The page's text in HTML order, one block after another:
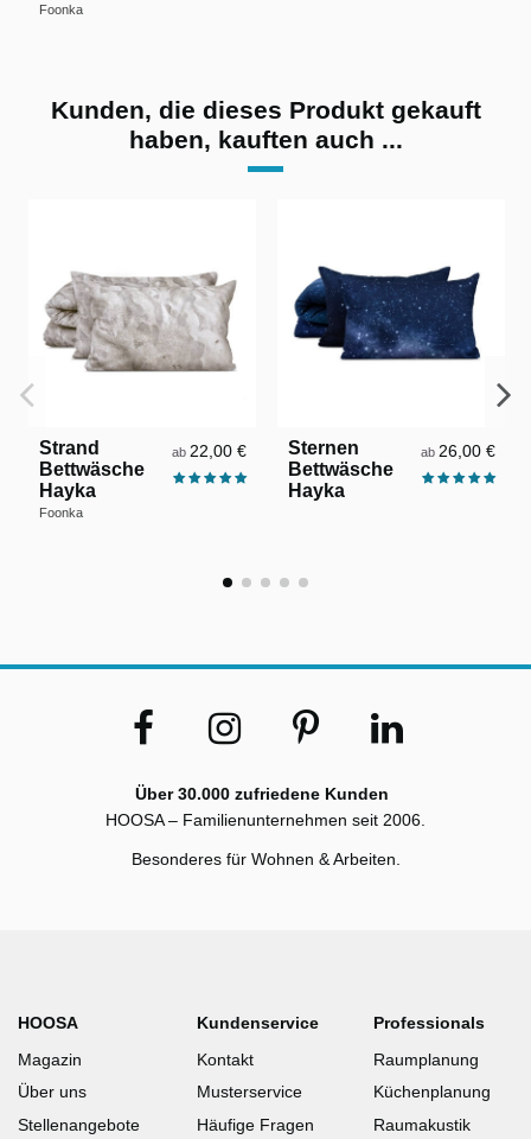
Foonka
Kunden, die dieses Produkt gekauft
haben, kauften auch ...
Strand
Bettwäsche
Hayka
Foonka
ab 22,00 €
Sternen
Bettwäsche
Hayka
ab 26,00 €
Über 30.000 zufriedene Kunden
HOOSA – Familienunternehmen seit 2006.
Besonderes für Wohnen & Arbeiten.
HOOSA
Magazin
Über uns
Stellenangebote
Kundenservice
Kontakt
Musterservice
Häufige Fragen
Professionals
Raumplanung
Küchenplanung
Raumakustik